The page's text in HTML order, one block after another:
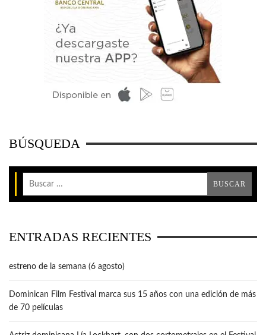
BÚSQUEDA
ENTRADAS RECIENTES
estreno de la semana (6 agosto)
Dominican Film Festival marca sus 15 años con una edición de más
de 70 películas